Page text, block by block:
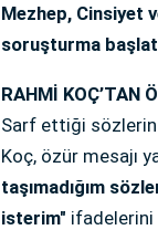
Mezhep, Cinsiyet
soruşturma
RAHMİ KOÇ’TAN
Sarf ettiği sözlerin
Koç, özür mesajı
taşımadığım
isterim" ifadelerini